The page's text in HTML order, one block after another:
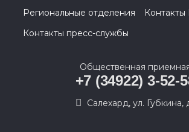
Региональные отделения
Контакты пресс-службы
Общественная
+7 (34922) 3-52-
Салехард, ул. Губкина,